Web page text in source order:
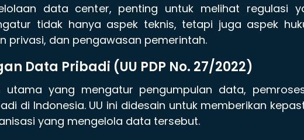
data center, penting untuk melihat regulasi
tidak hanya aspek teknis, tetapi juga aspek
privasi, dan pengawasan pemerintah.
Data Pribadi (UU PDP No. 27/2022)
utama yang mengatur pengumpulan data,
di Indonesia. UU ini didesain untuk memberikan
yang mengelola data tersebut.